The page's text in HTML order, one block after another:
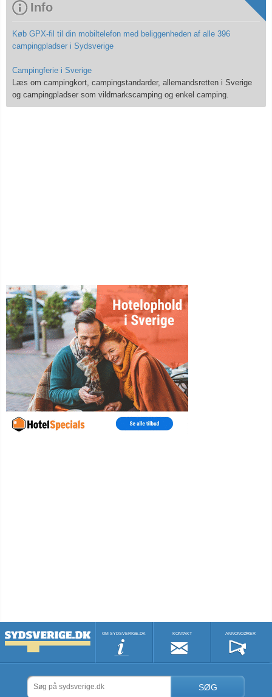
Info
Køb GPX-fil til din mobiltelefon med beliggenheden af alle 396
campingpladser i Sydsverige
Campingferie i Sverige
Læs om campingkort, campingstandarder, allemandsretten i Sverige
og campingpladser som vildmarkscamping og enkel camping.
OM SYDSVERIGE.DK KONTAKT ANNONCØRER
SØG